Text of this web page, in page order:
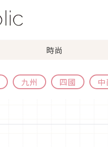
時尚
九州 四國